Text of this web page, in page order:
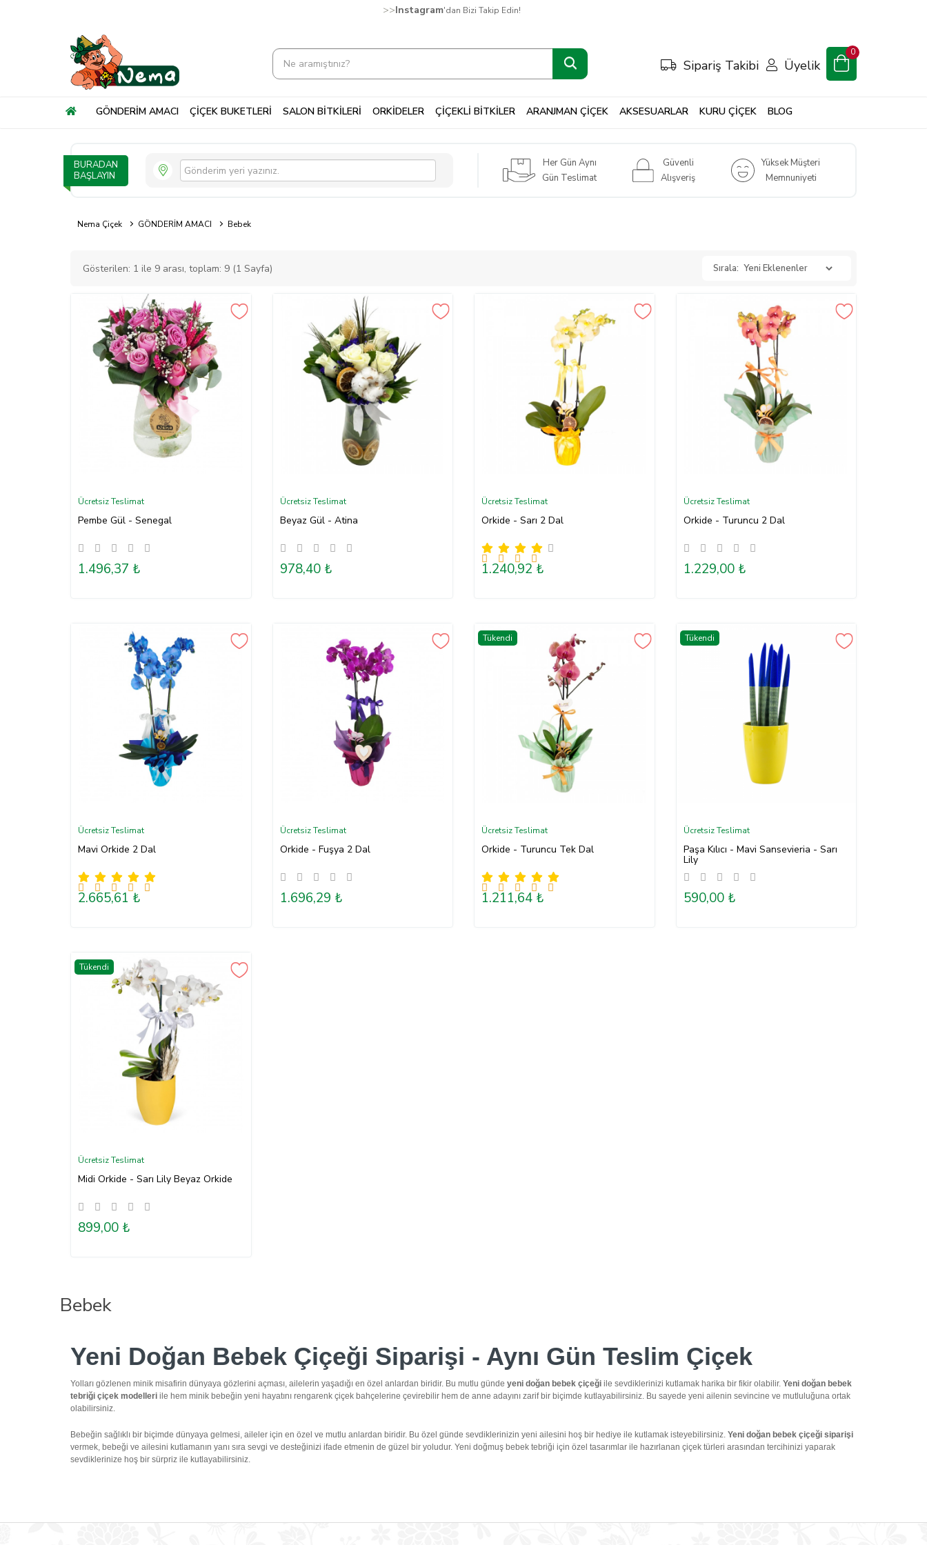
>>Instagram'dan Bizi Takip Edin!
Sipariş Takibi Üyelik
0
GÖNDERİM AMACI ÇİÇEK BUKETLERİ SALON BİTKİLERİ ORKİDELER ÇİÇEKLİ BİTKİLER ARANJMAN ÇİÇEK AKSESUARLAR KURU ÇİÇEK BLOG
BURADAN
BAŞLAYIN
Her Gün Aynı
Gün Teslimat
Güvenli
Alışveriş
Yüksek Müşteri
Memnuniyeti
Nema Çiçek GÖNDERİM AMACI Bebek
Gösterilen: 1 ile 9 arası, toplam: 9 (1 Sayfa) Sırala:
Ücretsiz Teslimat
Pembe Gül - Senegal
1.496,37 ₺
Ücretsiz Teslimat
Beyaz Gül - Atina
978,40 ₺
Ücretsiz Teslimat
Orkide - Sarı 2 Dal
1.240,92 ₺
Ücretsiz Teslimat
Orkide - Turuncu 2 Dal
1.229,00 ₺
Ücretsiz Teslimat
Mavi Orkide 2 Dal
2.665,61 ₺
Ücretsiz Teslimat
Orkide - Fuşya 2 Dal
1.696,29 ₺
Tükendi
Ücretsiz Teslimat
Orkide - Turuncu Tek Dal
1.211,64 ₺
Tükendi
Ücretsiz Teslimat
Paşa Kılıcı - Mavi Sansevieria - Sarı
Lily
590,00 ₺
Tükendi
Ücretsiz Teslimat
Midi Orkide - Sarı Lily Beyaz Orkide
899,00 ₺
Bebek
Yeni Doğan Bebek Çiçeği Siparişi - Aynı Gün Teslim Çiçek
Yolları gözlenen minik misafirin dünyaya gözlerini açması, ailelerin yaşadığı en özel anlardan biridir. Bu mutlu günde yeni doğan bebek çiçeği ile sevdiklerinizi kutlamak harika bir fikir olabilir. Yeni doğan bebek
tebriği çiçek modelleri ile hem minik bebeğin yeni hayatını rengarenk çiçek bahçelerine çevirebilir hem de anne adayını zarif bir biçimde kutlayabilirsiniz. Bu sayede yeni ailenin sevincine ve mutluluğuna ortak
olabilirsiniz.
Bebeğin sağlıklı bir biçimde dünyaya gelmesi, aileler için en özel ve mutlu anlardan biridir. Bu özel günde sevdiklerinizin yeni ailesini hoş bir hediye ile kutlamak isteyebilirsiniz. Yeni doğan bebek çiçeği siparişi
vermek, bebeği ve ailesini kutlamanın yanı sıra sevgi ve desteğinizi ifade etmenin de güzel bir yoludur. Yeni doğmuş bebek tebriği için özel tasarımlar ile hazırlanan çiçek türleri arasından tercihinizi yaparak
sevdiklerinize hoş bir sürpriz ile kutlayabilirsiniz.